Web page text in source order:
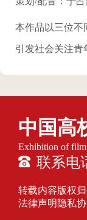
本作品以三位不
引发社会关注青
中国高
Exhibition of film
联系电
转载内容版权
法律声明隐私